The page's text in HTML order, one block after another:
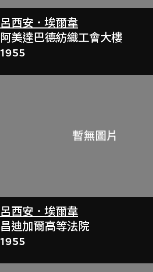
呂西安．埃爾韋
阿美達巴德紡織工會大樓
1955
呂西安．埃爾韋
昌迪加爾高等法院
1955